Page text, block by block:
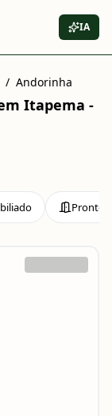
IA
/ Andorinha
Itapema -
Pronto